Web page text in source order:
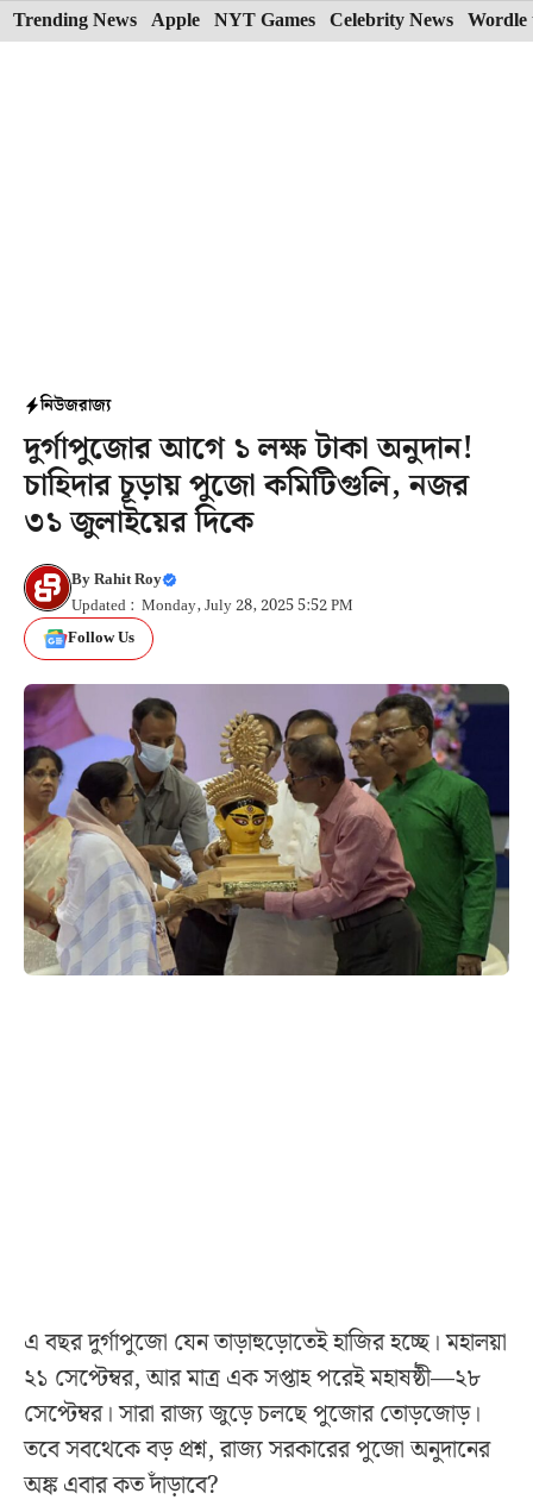
Skip
to
Trending News Apple NYT Games Celebrity News Wordle
নিউজরাজ্য
দুর্গাপুজোর আগে ১ লক্ষ টাকা অনুদান!
চাহিদার চূড়ায় পুজো কমিটিগুলি, নজর
৩১ জুলাইয়ের দিকে
ByRahit Roy
Updated : Monday, July 28, 2025 5:52 PM
Follow Us
এ বছর দুর্গাপুজো যেন তাড়াহুড়োতেই হাজির হচ্ছে। মহালয়া
২১ সেপ্টেম্বর, আর মাত্র এক সপ্তাহ পরেই মহাষষ্ঠী—২৮
সেপ্টেম্বর। সারা রাজ্য জুড়ে চলছে পুজোর তোড়জোড়।
তবে সবথেকে বড় প্রশ্ন, রাজ্য সরকারের পুজো অনুদানের
অঙ্ক এবার কত দাঁড়াবে?